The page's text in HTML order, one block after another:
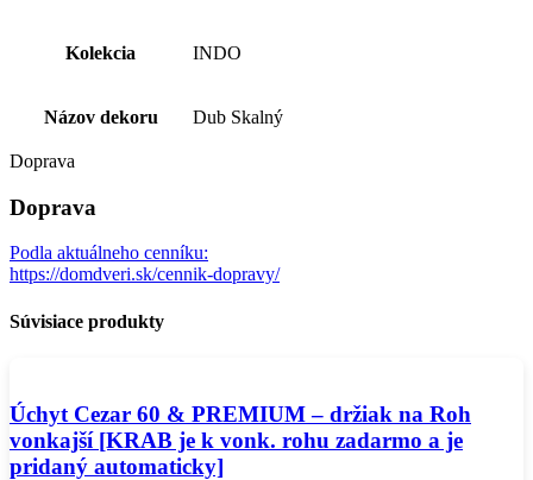
Kolekcia INDO
Názov dekoru Dub Skalný
Doprava
Doprava
Podla aktuálneho cenníku:
https://domdveri.sk/cennik-dopravy/
Súvisiace produkty
Úchyt Cezar 60 & PREMIUM – držiak na Roh
vonkajší [KRAB je k vonk. rohu zadarmo a je
pridaný automaticky]